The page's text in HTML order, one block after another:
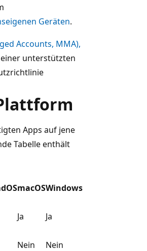
Geräten.
Accounts, MMA),
unterstützten
Apps auf jene
Tabelle enthält
macOSWindows
Ja
Ja
Nein
Nein